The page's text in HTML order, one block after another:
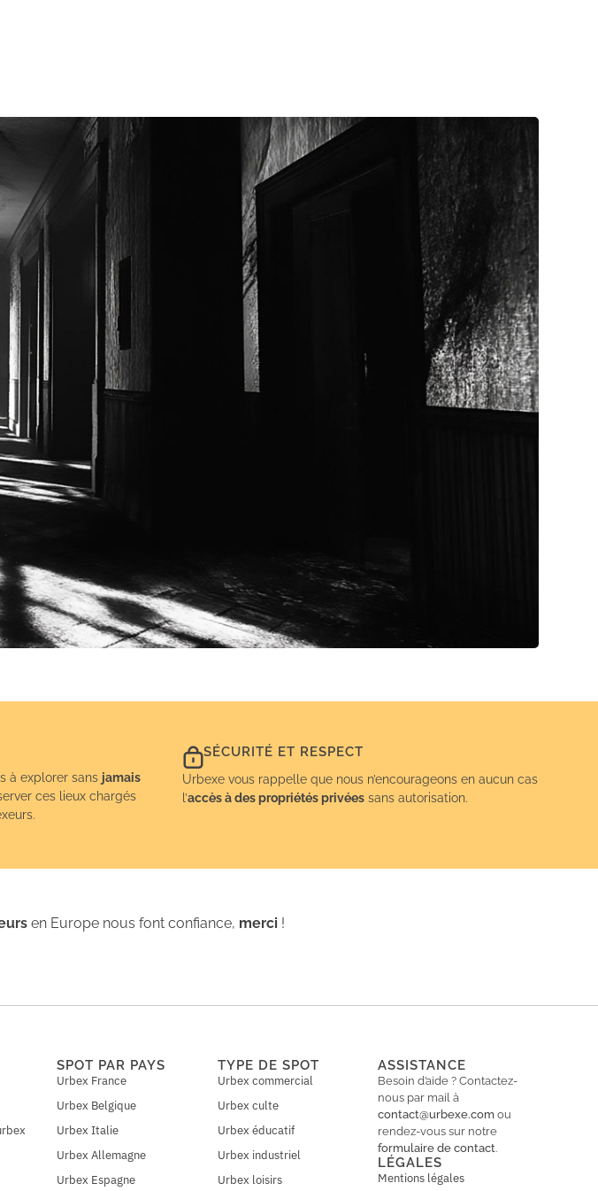
à explorer sans jamais
ces lieux chargés
SÉCURITÉ ET RESPECT
Urbexe vous rappelle que nous n’encourageons en aucun cas
l’accès à des propriétés privéessans autorisation.
en Europe nous font confiance, merci !
SPOT PAR PAYS
Urbex France
Urbex Belgique
Urbex Italie
Urbex Allemagne
Urbex Espagne
TYPE DE SPOT
Urbex commercial
Urbex culte
Urbex éducatif
Urbex industriel
Urbex loisirs
ASSISTANCE
Besoin d’aide ? Contactez-
nous par mail à
contact@urbexe.com ou
rendez-vous sur notre
formulaire de contact.
LÉGALES
Mentions légales